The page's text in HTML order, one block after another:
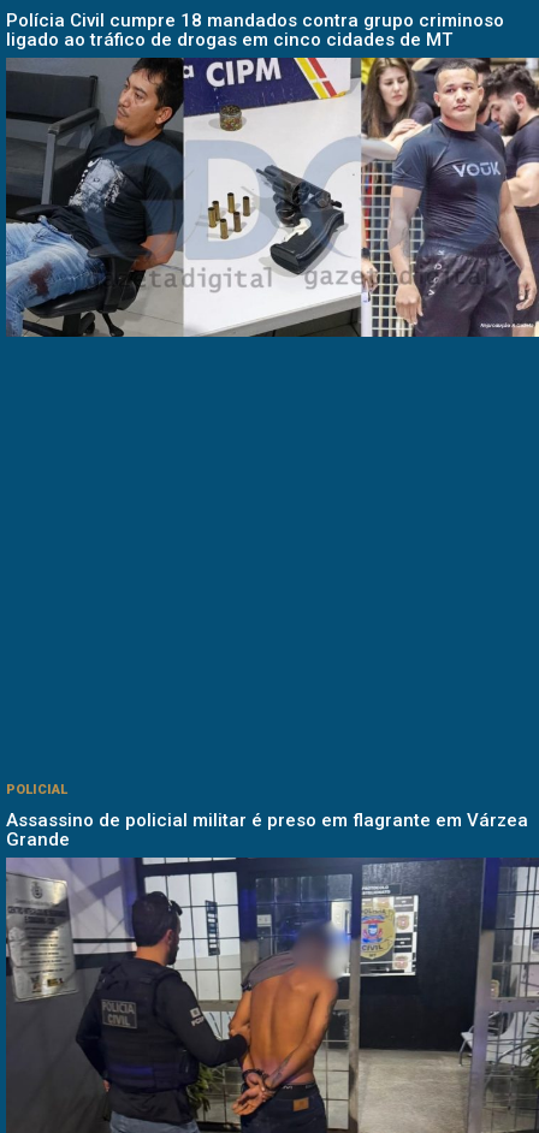
Polícia Civil cumpre 18 mandados contra grupo criminoso
ligado ao tráfico de drogas em cinco cidades de MT
POLICIAL
Assassino de policial militar é preso em flagrante em Várzea
Grande